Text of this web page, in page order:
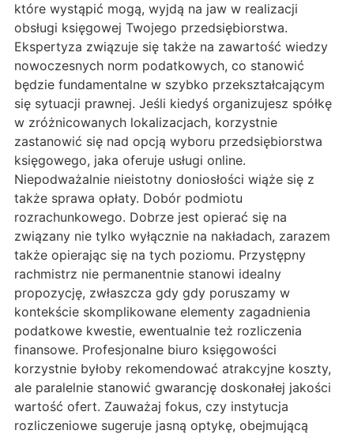
które wystąpić mogą, wyjdą na jaw w realizacji
obsługi księgowej Twojego przedsiębiorstwa.
Ekspertyza związuje się także na zawartość wiedzy
nowoczesnych norm podatkowych, co stanowić
będzie fundamentalne w szybko przekształcającym
się sytuacji prawnej. Jeśli kiedyś organizujesz spółkę
w zróżnicowanych lokalizacjach, korzystnie
zastanowić się nad opcją wyboru przedsiębiorstwa
księgowego, jaka oferuje usługi online.
Niepodważalnie nieistotny doniosłości wiąże się z
także sprawa opłaty. Dobór podmiotu
rozrachunkowego. Dobrze jest opierać się na
związany nie tylko wyłącznie na nakładach, zarazem
także opierając się na tych poziomu. Przystępny
rachmistrz nie permanentnie stanowi idealny
propozycję, zwłaszcza gdy gdy poruszamy w
kontekście skomplikowane elementy zagadnienia
podatkowe kwestie, ewentualnie też rozliczenia
finansowe. Profesjonalne biuro księgowości
korzystnie byłoby rekomendować atrakcyjne koszty,
ale paralelnie stanowić gwarancję doskonałej jakości
wartość ofert. Zauważaj fokus, czy instytucja
rozliczeniowe sugeruje jasną optykę, obejmującą